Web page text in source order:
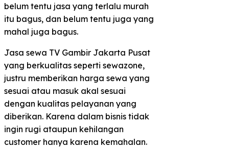
belum tentu jasa yang terlalu murah
itu bagus, dan belum tentu juga yang
mahal juga bagus.
Jasa sewa TV Gambir Jakarta Pusat
yang berkualitas seperti sewazone,
justru memberikan harga sewa yang
sesuai atau masuk akal sesuai
dengan kualitas pelayanan yang
diberikan. Karena dalam bisnis tidak
ingin rugi ataupun kehilangan
customer hanya karena kemahalan.